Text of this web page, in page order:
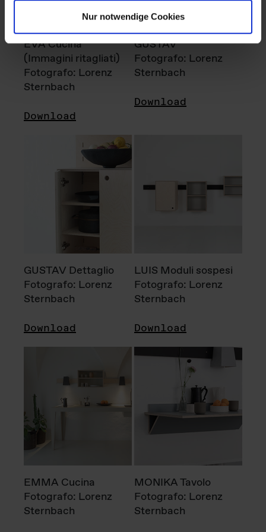
Nur notwendige Cookies
EVA Cucina
(Immagini ritagliati)
Fotografo: Lorenz
Sternbach
Download
GUSTAV
Fotografo: Lorenz
Sternbach
Download
GUSTAV Dettaglio
Fotografo: Lorenz
Sternbach
Download
LUIS Moduli sospesi
Fotografo: Lorenz
Sternbach
Download
EMMA Cucina
Fotografo: Lorenz
Sternbach
MONIKA Tavolo
Fotografo: Lorenz
Sternbach